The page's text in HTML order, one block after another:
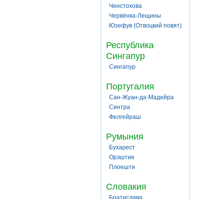
Ченстохова
Червёнка-Лещины
Юзефув (Отвоцкий повят)
Республика
Сингапур
Сингапур
Португалия
Сан-Жуан-да-Мадейра
Синтра
Фелгейраш
Румыния
Бухарест
Орэштие
Плоешти
Словакия
Братислава